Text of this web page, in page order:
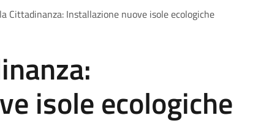
Cittadinanza: Installazione nuove isole ecologiche
isole ecologiche